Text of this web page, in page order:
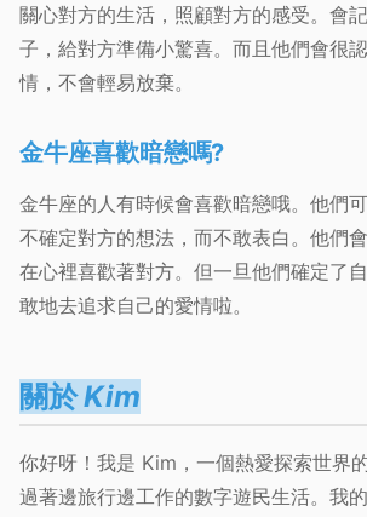
關心對方的生活，照顧對方的感受。會
子，給對方準備小驚喜。而且他們會很
情，不會輕易放棄。
金牛座喜歡暗戀嗎?
金牛座的人有時候會喜歡暗戀哦。他們
不確定對方的想法，而不敢表白。他們
在心裡喜歡著對方。但一旦他們確定了
敢地去追求自己的愛情啦。
關於Kim
你好呀！我是 Kim ，一個熱愛探索世界
過著邊旅行邊工作的數字遊民生活。我